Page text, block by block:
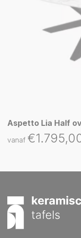
Aspetto Lia Half
vanaf €